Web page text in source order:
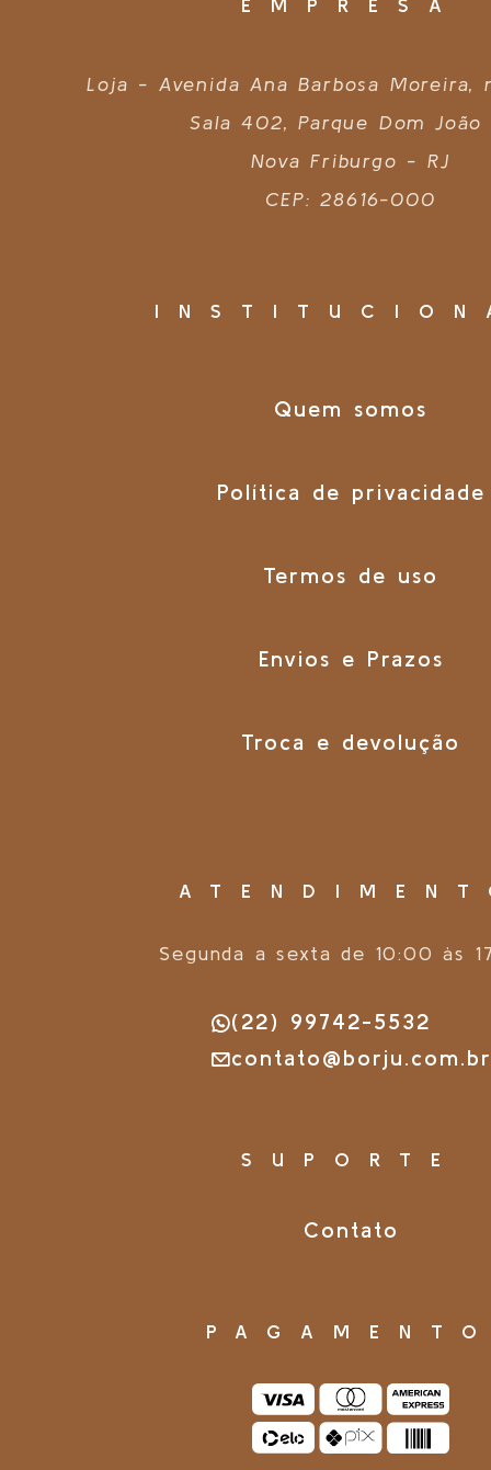
EMPRESA
Loja - Avenida Ana Barbosa Moreira,
Sala 402, Parque Dom João
Nova Friburgo - RJ
CEP: 28616-000
Quem somos
Política de privacidade
Termos de uso
Envios e Prazos
Troca e devolução
Segunda a sexta de 10:00 às
(22) 99742-5532
contato@borju.com.br
SUPORTE
Contato